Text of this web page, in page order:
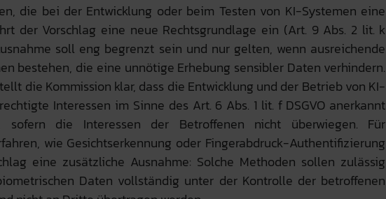
die bei der Entwicklung oder beim Testen von KI-Systemen eine
der Vorschlag eine neue Rechtsgrundlage ein (Art. 9 Abs. 2 lit. k
soll eng begrenzt sein und nur gelten, wenn ausreichende
bestehen, die eine unnötige Erhebung sensibler Daten verhindern.
die Kommission klar, dass die Entwicklung und der Betrieb von KI-
Interessen im Sinne des Art. 6 Abs. 1 lit. f DSGVO anerkannt
sofern die Interessen der Betroffenen nicht überwiegen. Für
wie Gesichtserkennung oder Fingerabdruck-Authentifizierung
eine zusätzliche Ausnahme: Solche Methoden sollen zulässig
Daten vollständig unter der Kontrolle der betroffenen